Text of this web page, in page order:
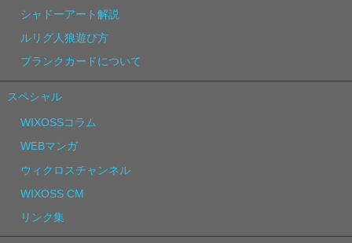
シャドーアート解説
ルリグ人狼遊び方
ブランクカードについて
スペシャル
WIXOSSコラム
WEBマンガ
ウィクロスチャンネル
WIXOSS CM
リンク集